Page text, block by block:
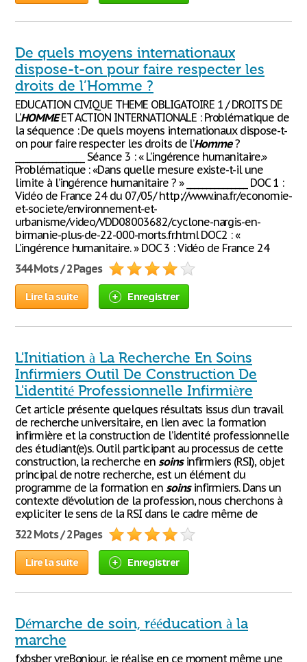
De quels moyens internationaux
dispose-t-on pour faire respecter les
droits de l’Homme ?
EDUCATION CIVIQUE THEME OBLIGATOIRE 1 / DROITS DE
L’HOMMEET ACTION INTERNATIONALE : Problématique de
la séquence : De quels moyens internationaux dispose-t-
on pour faire respecter les droits de l’Homme?
_________________ Séance 3 : « L’ingérence humanitaire.»
Problématique : «Dans quelle mesure existe-t-il une
limite à l’ingérence humanitaire ? » _______________ DOC 1 :
Vidéo de France 24 du 07/05/ http://www.ina.fr/economie-
et-societe/environnement-et-
urbanisme/video/VDD08003682/cyclone-nargis-en-
birmanie-plus-de-22-000-morts.fr.html DOC2 : «
L’ingérence humanitaire. » DOC 3 : Vidéo de France 24
344 Mots / 2 Pages
Lire la suite Enregistrer
L'Initiation à La Recherche En Soins
Infirmiers Outil De Construction De
L'identité Professionnelle Infirmière
Cet article présente quelques résultats issus d’un travail
de recherche universitaire, en lien avec la formation
infirmière et la construction de l’identité professionnelle
des étudiant(e)s. Outil participant au processus de cette
construction, la recherche en soinsinfirmiers (RSI), objet
principal de notre recherche, est un élément du
programme de la formation en soinsinfirmiers. Dans un
contexte d’évolution de la profession, nous cherchons à
expliciter le sens de la RSI dans le cadre même de
322 Mots / 2 Pages
Lire la suite Enregistrer
Démarche de soin, rééducation à la
marche
fxbsber vreBonjour, je réalise en ce moment même une